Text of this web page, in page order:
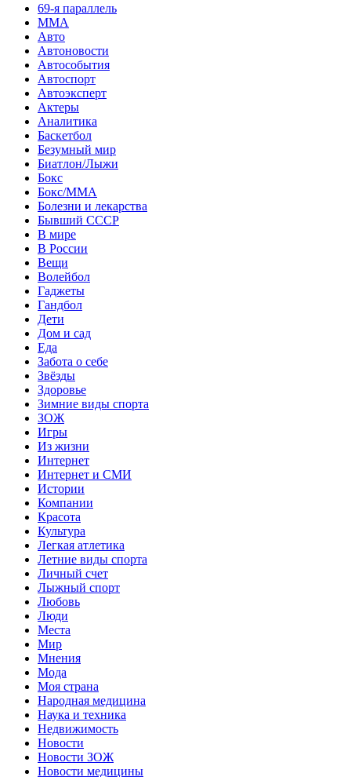
69-я параллель
MMA
Авто
Автоновости
Автособытия
Автоспорт
Автоэксперт
Актеры
Аналитика
Баскетбол
Безумный мир
Биатлон/Лыжи
Бокс
Бокс/MMA
Болезни и лекарства
Бывший СССР
В мире
В России
Вещи
Волейбол
Гаджеты
Гандбол
Дети
Дом и сад
Еда
Забота о себе
Звёзды
Здоровье
Зимние виды спорта
ЗОЖ
Игры
Из жизни
Интернет
Интернет и СМИ
Истории
Компании
Красота
Культура
Легкая атлетика
Летние виды спорта
Личный счет
Лыжный спорт
Любовь
Люди
Места
Мир
Мнения
Мода
Моя страна
Народная медицина
Наука и техника
Недвижимость
Новости
Новости ЗОЖ
Новости медицины